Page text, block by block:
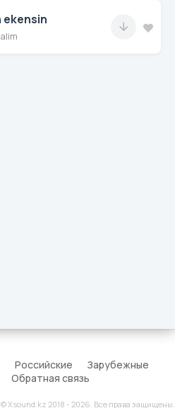
ekensin
Российские
Зарубежные
Обратная связь
© Xsound.kz 2018 - 2026. Все права защищены.